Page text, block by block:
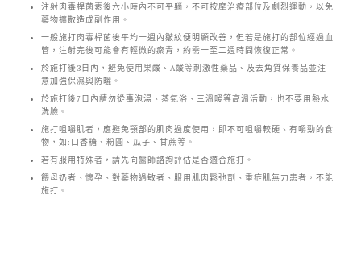
注射肉毒桿菌素後六小時內不可平躺，不可按摩治療部位及劇烈運動，以免
藥物擴散造成副作用。
一般施打肉毒桿菌後平均一週內皺紋便明顯改善，但若是施打的部位經過血
管，注射完後可能會有輕微的瘀青，約需一至二週時間恢復正常。
於施打後3日內，避免使用果酸、A酸等刺激性藥品、及去角質保養品並注
意加強保濕與防曬。
於施打後7日內請勿從事泡湯、蒸氣浴、三溫暖等高溫活動，也不要用熱水
洗臉。
施打咀嚼肌者，應避免顎部的肌肉過度使用，即不可咀嚼較硬、有嚼勁的食
物，如:口香糖、粉圓、瓜子、甘蔗等。
若有服用特殊者，請先向醫師諮詢評估是否適合施打。
餵母奶者、懷孕、對藥物過敏者、服用肌肉鬆弛劑、重症肌無力患者，不能
施打。